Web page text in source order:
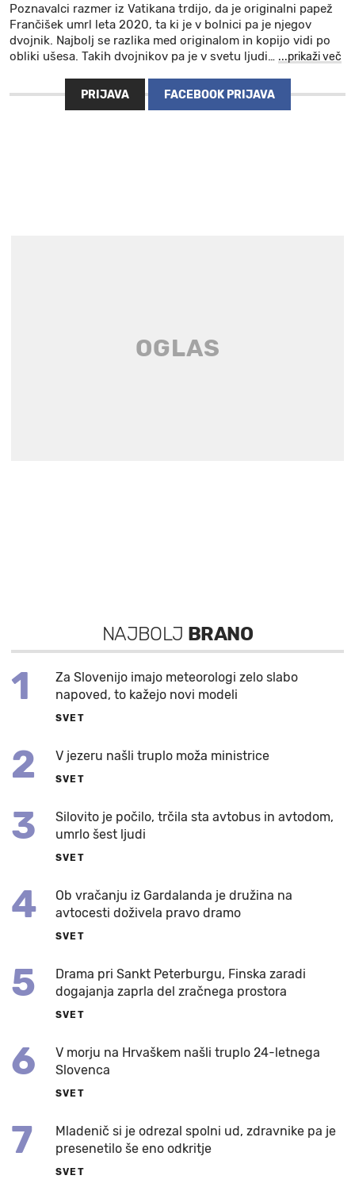
Poznavalci razmer iz Vatikana trdijo, da je originalni papež
Frančišek umrl leta 2020, ta ki je v bolnici pa je njegov
dvojnik. Najbolj se razlika med originalom in kopijo vidi po
obliki ušesa. Takih dvojnikov pa je v svetu ljudi… ...prikaži več
PRIJAVA FACEBOOK PRIJAVA
NAJBOLJ BRANO
1
Za Slovenijo imajo meteorologi zelo slabo
napoved, to kažejo novi modeli
SVET
2 V jezeru našli truplo moža ministrice
SVET
3
Silovito je počilo, trčila sta avtobus in avtodom,
umrlo šest ljudi
SVET
4
Ob vračanju iz Gardalanda je družina na
avtocesti doživela pravo dramo
SVET
5
Drama pri Sankt Peterburgu, Finska zaradi
dogajanja zaprla del zračnega prostora
SVET
6
V morju na Hrvaškem našli truplo 24-letnega
Slovenca
SVET
7
Mladenič si je odrezal spolni ud, zdravnike pa je
presenetilo še eno odkritje
SVET